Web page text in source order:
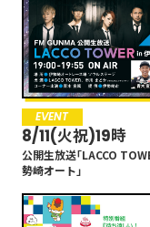
EVENT
8/11(火祝)19時
公開生放送｢LACCO
勢崎オート｣